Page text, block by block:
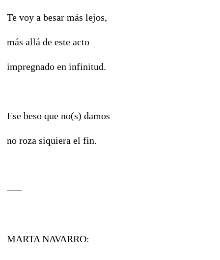
Te voy a besar más lejos,
más allá de este acto
impregnado en infinitud.
Ese beso que no(s) damos
no roza siquiera el fin.
–––
MARTA NAVARRO: